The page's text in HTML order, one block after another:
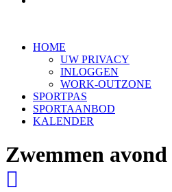
HOME
UW PRIVACY
INLOGGEN
WORK-OUTZONE
SPORTPAS
SPORTAANBOD
KALENDER
Zwemmen